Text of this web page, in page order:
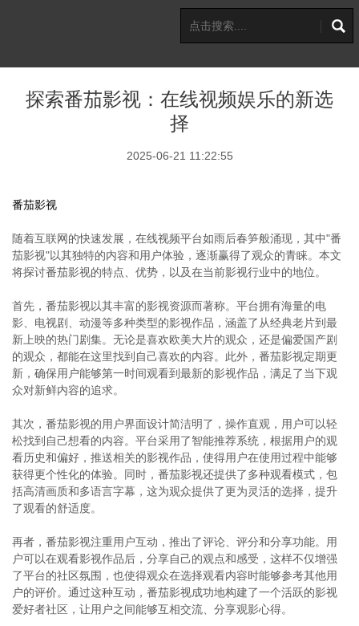
探索番茄影视：在线视频娱乐的新选
择
2025-06-21 11:22:55
番茄影视
随着互联网的快速发展，在线视频平台如雨后春笋般涌现，其中"番
茄影视"以其独特的内容和用户体验，逐渐赢得了观众的青睐。本文
将探讨番茄影视的特点、优势，以及在当前影视行业中的地位。
首先，番茄影视以其丰富的影视资源而著称。平台拥有海量的电
影、电视剧、动漫等多种类型的影视作品，涵盖了从经典老片到最
新上映的热门剧集。无论是喜欢欧美大片的观众，还是偏爱国产剧
的观众，都能在这里找到自己喜欢的内容。此外，番茄影视定期更
新，确保用户能够第一时间观看到最新的影视作品，满足了当下观
众对新鲜内容的追求。
其次，番茄影视的用户界面设计简洁明了，操作直观，用户可以轻
松找到自己想看的内容。平台采用了智能推荐系统，根据用户的观
看历史和偏好，推送相关的影视作品，使得用户在使用过程中能够
获得更个性化的体验。同时，番茄影视还提供了多种观看模式，包
括高清画质和多语言字幕，这为观众提供了更为灵活的选择，提升
了观看的舒适度。
再者，番茄影视注重用户互动，推出了评论、评分和分享功能。用
户可以在观看影视作品后，分享自己的观点和感受，这样不仅增强
了平台的社区氛围，也使得观众在选择观看内容时能够参考其他用
户的评价。通过这种互动，番茄影视成功地构建了一个活跃的影视
爱好者社区，让用户之间能够互相交流、分享观影心得。